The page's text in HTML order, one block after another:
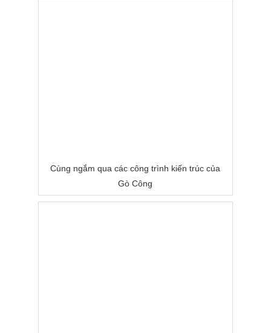
Cùng ngắm qua các công trình kiến trúc của
Gò Công